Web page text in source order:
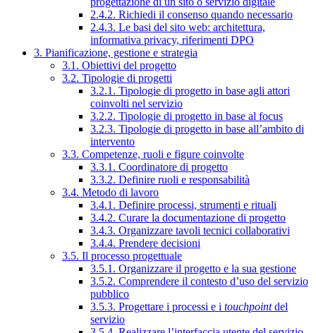
2.4.2. Richiedi il consenso quando necessario
2.4.3. Le basi del sito web: architettura,
informativa privacy, riferimenti DPO
3. Pianificazione, gestione e strategia
3.1. Obiettivi del progetto
3.2. Tipologie di progetti
3.2.1. Tipologie di progetto in base agli attori
coinvolti nel servizio
3.2.2. Tipologie di progetto in base al focus
3.2.3. Tipologie di progetto in base all’ambito di
intervento
3.3. Competenze, ruoli e figure coinvolte
3.3.1. Coordinatore di progetto
3.3.2. Definire ruoli e responsabilità
3.4. Metodo di lavoro
3.4.1. Definire processi, strumenti e rituali
3.4.2. Curare la documentazione di progetto
3.4.3. Organizzare tavoli tecnici collaborativi
3.4.4. Prendere decisioni
3.5. Il processo progettuale
3.5.1. Organizzare il progetto e la sua gestione
3.5.2. Comprendere il contesto d’uso del servizio
pubblico
3.5.3. Progettare i processi e i touchpointdel
servizio